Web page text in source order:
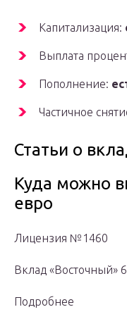
Капитализация:
Выплата
Пополнение:
Частичное
Статьи о
Куда можно
евро
Лицензия №1460
Вклад «Восточный»
Подробнее